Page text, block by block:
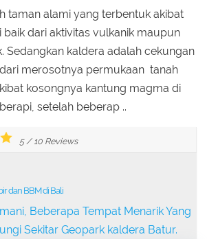
taman alami yang terbentuk akibat
dari aktivitas vulkanik maupun
Sedangkan kaldera adalah cekungan
merosotnya permukaan tanah
kosongnya kantung magma di
setelah beberap ..
5/ 10 Reviews
dan BBM di Bali
Beberapa Tempat Menarik Yang
Sekitar Geopark kaldera Batur.